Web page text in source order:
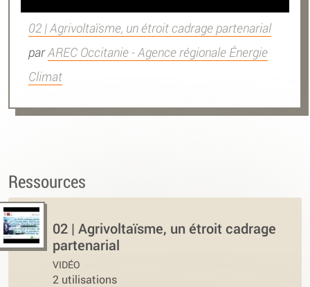
02 | Agrivoltaïsme, un étroit cadrage partenarial
parAREC Occitanie - Agence régionale Énergie
Climat
Ressources
02 | Agrivoltaïsme, un étroit cadrage
partenarial
VIDÉO
2 utilisations